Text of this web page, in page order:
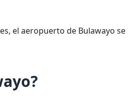
el aeropuerto de Bulawayo se